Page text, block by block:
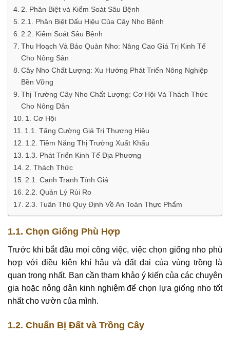
2. Phân Biệt và Kiểm Soát Sâu Bệnh
2.1. Phân Biệt Dấu Hiệu Của Cây Nho Bệnh
2.2. Kiểm Soát Sâu Bệnh
Thu Hoạch Và Bảo Quản Nho: Nâng Cao Giá Trị Kinh Tế
Cho Nông Sản
Cây Nho Chất Lượng: Xu Hướng Phát Triển Nông Nghiệp
Bền Vững
Thị Trường Cây Nho Chất Lượng: Cơ Hội Và Thách Thức
Cho Nông Dân
1. Cơ Hội
1.1. Tăng Cường Giá Trị Thương Hiệu
1.2. Tiềm Năng Thị Trường Xuất Khẩu
1.3. Phát Triển Kinh Tế Địa Phương
2. Thách Thức
2.1. Cạnh Tranh Tính Giá
2.2. Quản Lý Rủi Ro
2.3. Tuân Thủ Quy Định Về An Toàn Thực Phẩm
1.1. Chọn Giống Phù Hợp
Trước khi bắt đầu mọi công việc, việc chọn giống nho phù
hợp với điều kiện khí hậu và đất đai của vùng trồng là
quan trọng nhất. Bạn cần tham khảo ý kiến của các chuyên
gia hoặc nông dân kinh nghiệm để chọn lựa giống nho tốt
nhất cho vườn của mình.
1.2. Chuẩn Bị Đất và Trồng Cây